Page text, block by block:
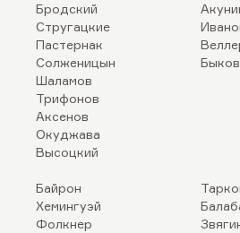
Бродский
Стругацкие
Пастернак
Солженицын
Шаламов
Трифонов
Аксенов
Окуджава
Высоцкий
Быков
Байрон
Хемингуэй
Фолкнер